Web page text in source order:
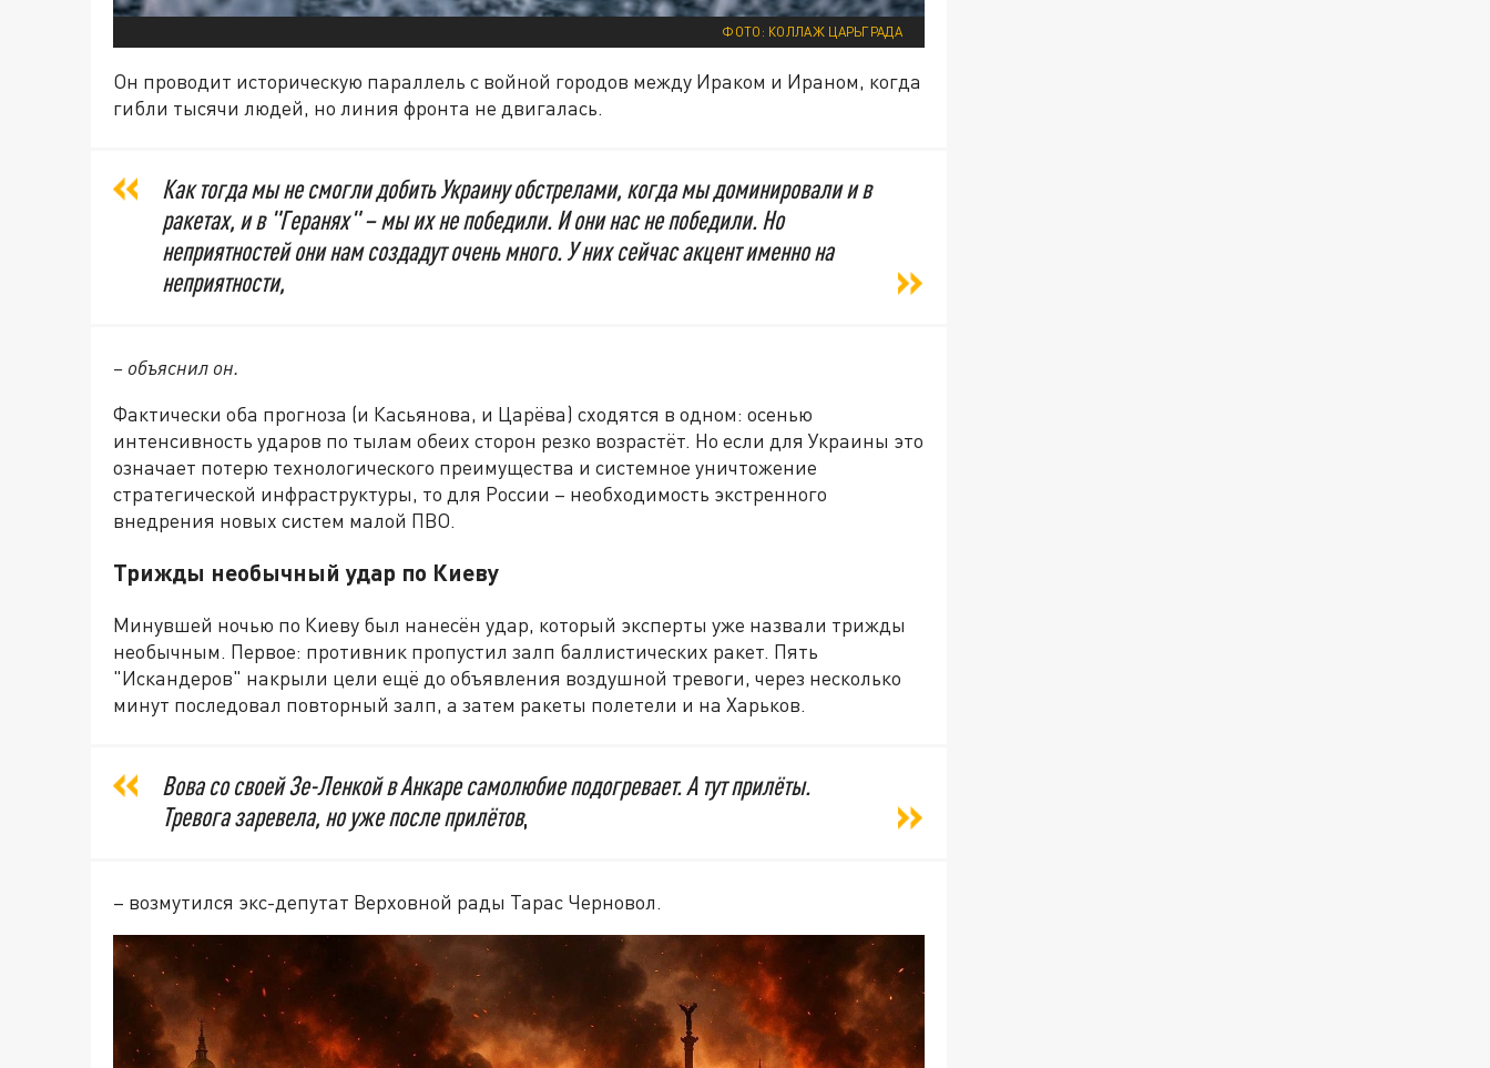
ФОТО: КОЛЛАЖ ЦАРЬГРАДА
Он проводит историческую параллель с войной городов между Ираком и Ираном, когда
гибли тысячи людей, но линия фронта не двигалась.
Как тогда мы не смогли добить Украину обстрелами, когда мы доминировали и в
ракетах, и в "Геранях" – мы их не победили. И они нас не победили. Но
неприятностей они нам создадут очень много. У них сейчас акцент именно на
неприятности,
– объяснил он.
Фактически оба прогноза (и Касьянова, и Царёва) сходятся в одном: осенью
интенсивность ударов по тылам обеих сторон резко возрастёт. Но если для Украины это
означает потерю технологического преимущества и системное уничтожение
стратегической инфраструктуры, то для России – необходимость экстренного
внедрения новых систем малой ПВО.
Трижды необычный удар по Киеву
Минувшей ночью по Киеву был нанесён удар, который эксперты уже назвали трижды
необычным. Первое: противник пропустил залп баллистических ракет. Пять
"Искандеров" накрыли цели ещё до объявления воздушной тревоги, через несколько
минут последовал повторный залп, а затем ракеты полетели и на Харьков.
Вова со своей Зе-Ленкой в Анкаре самолюбие подогревает. А тут прилёты.
Тревога заревела, но уже после прилётов,
– возмутился экс-депутат Верховной рады Тарас Черновол.